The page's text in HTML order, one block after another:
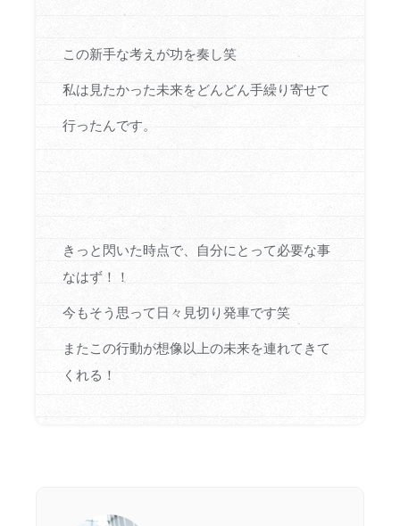
この新手な考えが功を奏し笑
私は見たかった未来をどんどん手繰り寄せて
行ったんです。
きっと閃いた時点で、自分にとって必要な事
なはず！！
今もそう思って日々見切り発車です笑
またこの行動が想像以上の未来を連れてきて
くれる！